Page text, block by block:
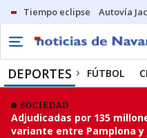
Tiempo eclipse Autovía
DEPORTES FÚTBOL
SOCIEDAD
Adjudicadas por 135
variante entre Pamplona y